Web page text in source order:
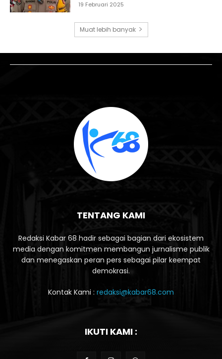
19 Februari 2025
Muat lebih banyak
TENTANG KAMI
Redaksi Kabar 68 hadir sebagai bagian dari ekosistem
media dengan komitmen membangun jurnalisme publik
dan menegaskan peran pers sebagai pilar keempat
demokrasi.
Kontak Kami : redaksi@kabar68.com
IKUTI KAMI :